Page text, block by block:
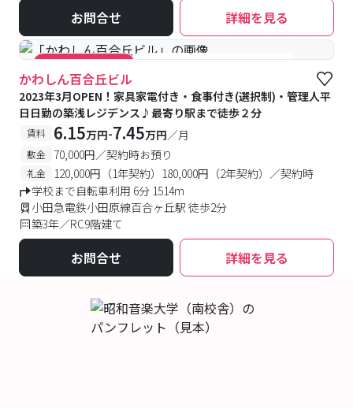
お問合せ 詳細を見る
#キャンペーン実施中 #食事付き #女性専用フロアあり
かわしん百合丘ビル
2023年3月OPEN！家具家電付き・食事付き(選択制)・管理人平
日日勤の築浅レジデンス♪最寄り駅まで徒歩２分
賃料 6.15万円-7.45万円／月
敷金 70,000円／契約時お預り
礼金
120,000円（1年契約）180,000円（2年契約）／契約時
学校まで自転車利用 6分 1514m
小田急電鉄小田原線百合ヶ丘駅 徒歩2分
築3年／RC9階建て
お問合せ 詳細を見る